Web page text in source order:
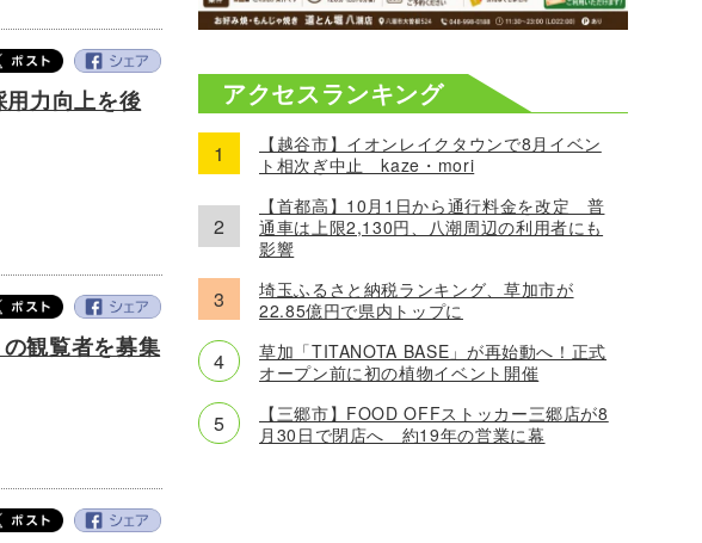
力向上を後
観覧者を募集
アクセスランキング
【越谷市】イオンレイクタウンで8月イベン
ト相次ぎ中止 kaze・mori
【首都高】10月1日から通行料金を改定 普
通車は上限2,130円、八潮周辺の利用者にも
影響
埼玉ふるさと納税ランキング、草加市が
22.85億円で県内トップに
草加「TITANOTA BASE」が再始動へ！正式
オープン前に初の植物イベント開催
【三郷市】FOOD OFFストッカー三郷店が8
月30日で閉店へ 約19年の営業に幕